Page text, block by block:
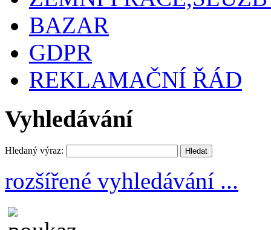
BAZAR
GDPR
REKLAMAČNÍ ŘÁD
Vyhledávání
Hledaný výraz:
rozšířené vyhledávání ...